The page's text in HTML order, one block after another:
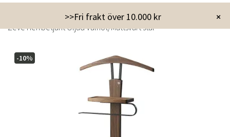
×
>>Fri frakt över 10.000 kr
Möbler Förvaringsmöbler
Krokar & hängare
Zeve Herrbetjänt Oljad Valnöt/Mattsvart stål
-10%